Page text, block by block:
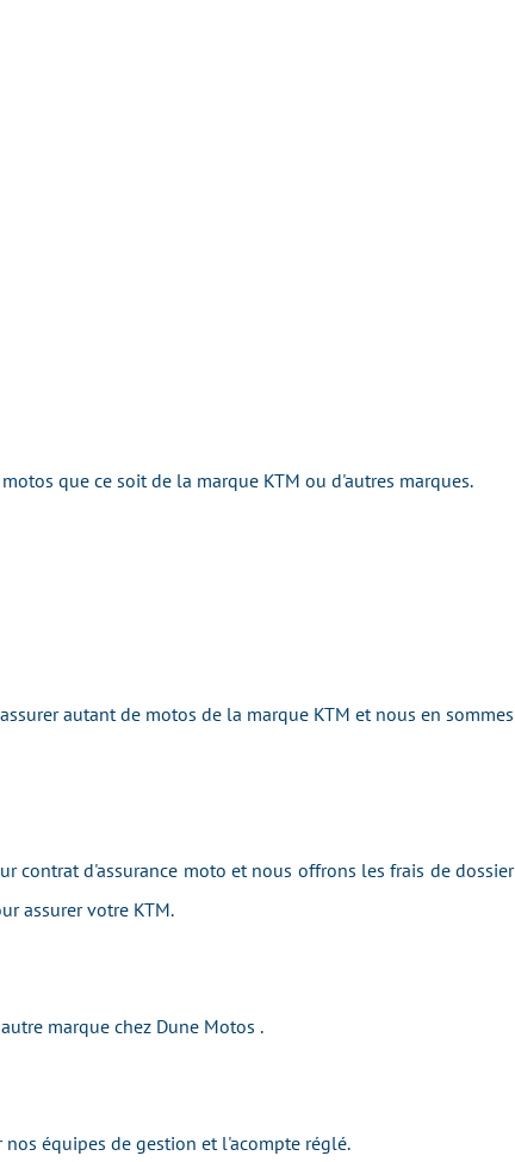
que ce soit de la marque KTM ou d'autres marques.
autant de motos de la marque KTM et nous en sommes
contrat d'assurance moto et nous offrons les frais de dossier
assurer votre KTM.
marque chez Dune Motos .
équipes de gestion et l'acompte réglé.